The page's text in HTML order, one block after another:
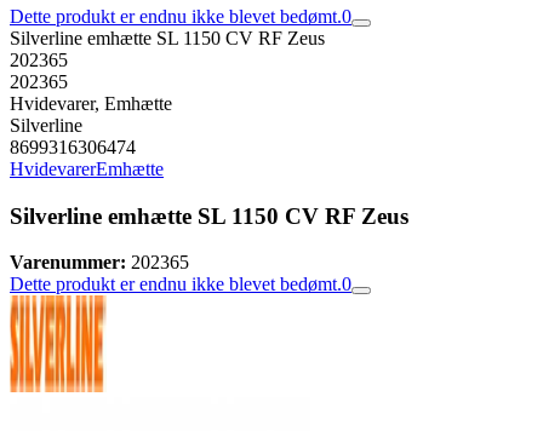
Dette produkt er endnu ikke blevet bedømt.0
Silverline emhætte SL 1150 CV RF Zeus
202365
202365
Hvidevarer, Emhætte
Silverline
8699316306474
HvidevarerEmhætte
Silverline emhætte SL 1150 CV RF Zeus
Varenummer: 202365
Dette produkt er endnu ikke blevet bedømt.0